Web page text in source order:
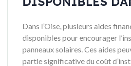
Dans l’Oise, plusieurs aides
disponibles pour encourager
panneaux solaires. Ces aides
partie significative du coût